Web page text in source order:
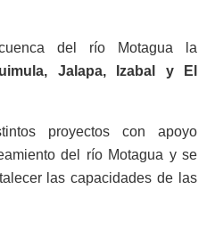
del río Motagua la
Jalapa, Izabal y El
proyectos con apoyo
del río Motagua y se
las capacidades de las